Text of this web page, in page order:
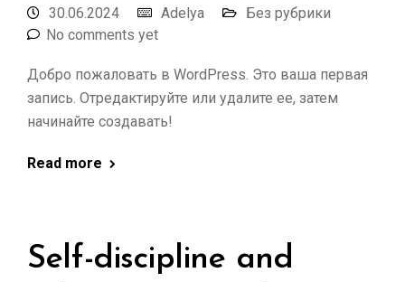
30.06.2024 Adelya
Без рубрики
No comments yet
Добро пожаловать в WordPress. Это ваша первая
запись. Отредактируйте или удалите ее, затем
начинайте создавать!
Read more
Self-discipline and